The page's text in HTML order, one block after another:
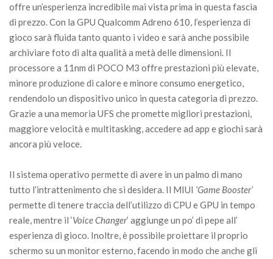
offre un’esperienza incredibile mai vista prima in questa fascia
di prezzo. Con la GPU Qualcomm Adreno 610, l’esperienza di
gioco sarà fluida tanto quanto i video e sarà anche possibile
archiviare foto di alta qualità a metà delle dimensioni. Il
processore a 11nm di POCO M3 offre prestazioni più elevate,
minore produzione di calore e minore consumo energetico,
rendendolo un dispositivo unico in questa categoria di prezzo.
Grazie a una memoria UFS che promette migliori prestazioni,
maggiore velocità e multitasking, accedere ad app e giochi sarà
ancora più veloce.
Il sistema operativo permette di avere in un palmo di mano
tutto l’intrattenimento che si desidera. Il MIUI ‘Game Booster’
permette di tenere traccia dell’utilizzo di CPU e GPU in tempo
reale, mentre il ‘Voice Changer’ aggiunge un po’ di pepe all’
esperienza di gioco. Inoltre, è possibile proiettare il proprio
schermo su un monitor esterno, facendo in modo che anche gli